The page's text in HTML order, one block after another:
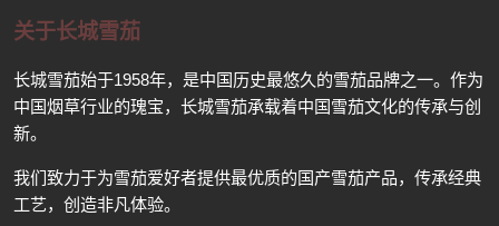
关于长城雪茄
长城雪茄始于1958年，是中国历史最悠久的雪茄品牌之一。作为
中国烟草行业的瑰宝，长城雪茄承载着中国雪茄文化的传承与创
新。
我们致力于为雪茄爱好者提供最优质的国产雪茄产品，传承经典
工艺，创造非凡体验。